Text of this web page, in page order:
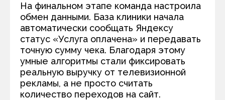
На финальном этапе команда настроила
обмен данными. База клиники начала
автоматически сообщать Яндексу
статус «Услуга оплачена» и передавать
точную сумму чека. Благодаря этому
умные алгоритмы стали фиксировать
реальную выручку от телевизионной
рекламы, а не просто считать
количество переходов на сайт.